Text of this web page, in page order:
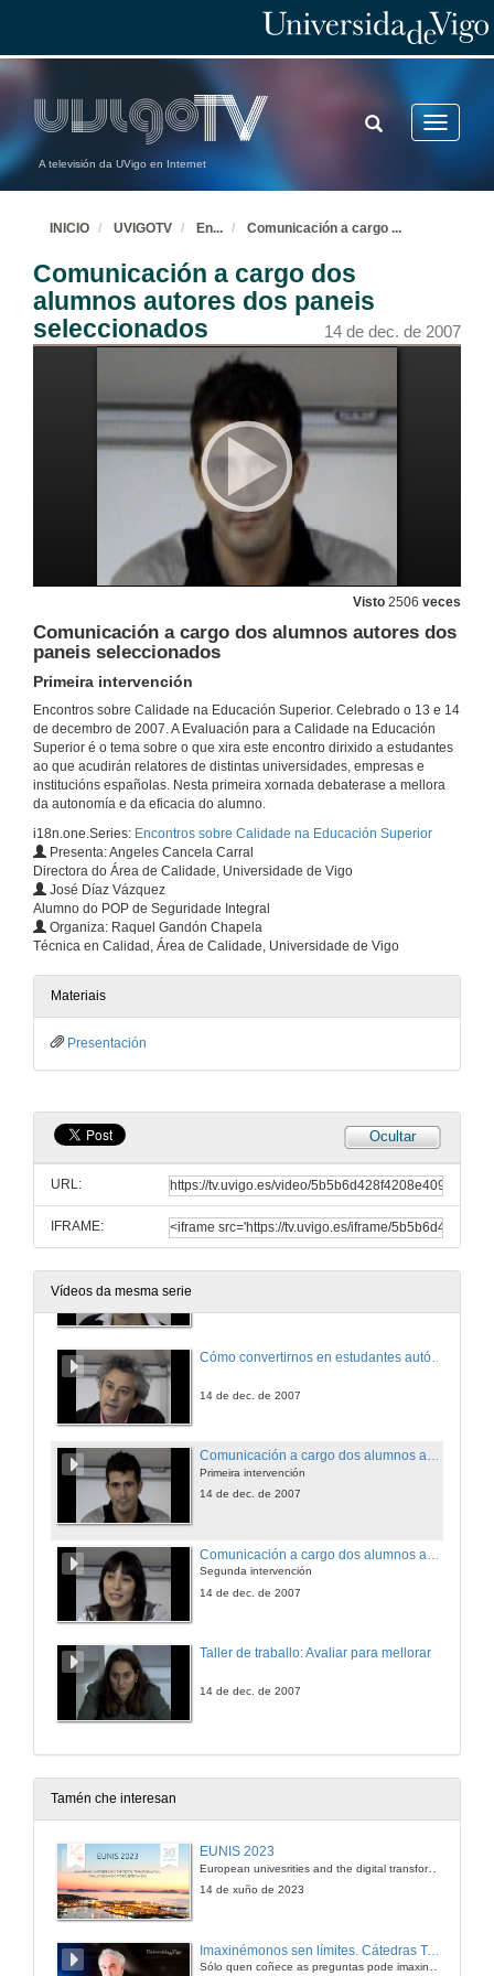
A televisión da UVigo en Internet
Toggle
TOGGLE
SEARCH
INICIO UVIGOTV En... Comunicación a cargo ...
Comunicación a cargo dos
alumnos autores dos paneis
seleccionados
14 de dec. de 2007
Visto 2506 veces
Comunicación a cargo dos alumnos autores dos
paneis seleccionados
Primeira intervención
Encontros sobre Calidade na Educación Superior. Celebrado o 13 e 14
de decembro de 2007. A Evaluación para a Calidade na Educación
Superior é o tema sobre o que xira este encontro dirixido a estudantes
ao que acudirán relatores de distintas universidades, empresas e
institucións españolas. Nesta primeira xornada debaterase a mellora
da autonomía e da eficacia do alumno.
i18n.one.Series: Encontros sobre Calidade na Educación Superior
Presenta: Angeles Cancela Carral
Directora do Área de Calidade, Universidade de Vigo
José Díaz Vázquez
Alumno do POP de Seguridade Integral
Organiza: Raquel Gandón Chapela
Técnica en Calidad, Área de Calidade, Universidade de Vigo
Materiais
Presentación
Ocultar
URL:
IFRAME:
Vídeos da mesma serie
Acto de apertura
13 de dec. de 2007
O alumno e a Calidade no EEES
Conferencia inaugural
13 de dec. de 2007
Claves do Éxito para o alumno do EEES
13 de dec. de 2007
13 de dec. de 2007
14 de dec. de 2007
14 de dec. de 2007
Comunicación a cargo dos alumnos autores dos paneis seleccionados
Primeira intervención
14 de dec. de 2007
Segunda intervención
14 de dec. de 2007
Taller de traballo: Avaliar para mellorar
14 de dec. de 2007
Tamén che interesan
EUNIS 2023
European univesrities and the digital transformation: challenges and opportunities ahead
14 de xuño de 2023
Imaxinémonos sen límites. Cátedras Telefónica
Sólo quen coñece as preguntas pode imaxinar novas respostas